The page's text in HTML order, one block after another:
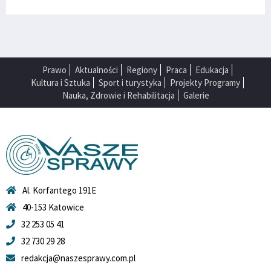
Prawo Aktualności Regiony Praca
Edukacja
Kultura i Sztuka
Sport i turystyka
Projekty Programy
Nauka, Zdrowie i Rehabilitacja
Galerie
Al. Korfantego 191E
40-153 Katowice
32 253 05 41
32 730 29 28
redakcja@naszesprawy.com.pl